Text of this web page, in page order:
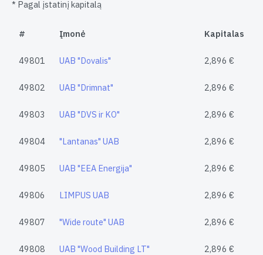
* Pagal įstatinį kapitalą
# Įmonė Kapitalas
49801 UAB "Dovalis" 2,896 €
49802 UAB "Drimnat" 2,896 €
49803 UAB "DVS ir KO" 2,896 €
49804 "Lantanas" UAB 2,896 €
49805 UAB "EEA Energija" 2,896 €
49806 LIMPUS UAB 2,896 €
49807 "Wide route" UAB 2,896 €
49808 UAB "Wood Building LT" 2,896 €